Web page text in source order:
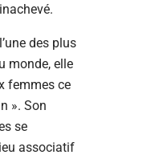
des plus
monde, elle
femmes ce
». Son
se
associatif